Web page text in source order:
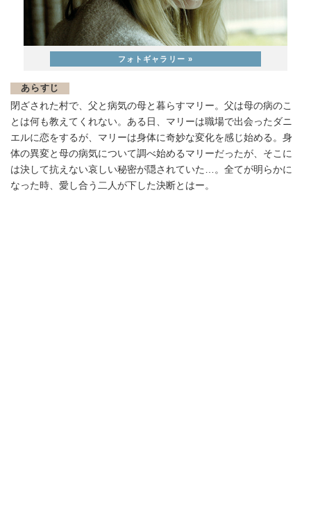
あらすじ
閉ざされた村で、父と病気の母と暮らすマリー。父は母の病のこ
とは何も教えてくれない。ある日、マリーは職場で出会ったダニ
エルに恋をするが、マリーは身体に奇妙な変化を感じ始める。身
体の異変と母の病気について調べ始めるマリーだったが、そこに
は決して抗えない哀しい秘密が隠されていた…。全てが明らかに
なった時、愛し合う二人が下した決断とはー。